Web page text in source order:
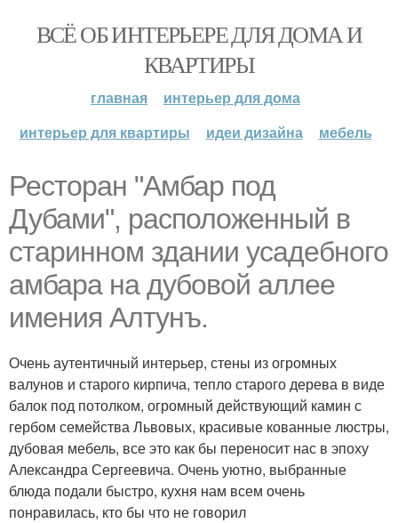
ВСЁ ОБ ИНТЕРЬЕРЕ ДЛЯ ДОМА И
КВАРТИРЫ
главная
интерьер для дома
интерьер для квартиры
идеи дизайна мебель
Ресторан "Амбар под
Дубами", расположенный в
старинном здании усадебного
амбара на дубовой аллее
имения Алтунъ.
Очень аутентичный интерьер, стены из огромных
валунов и старого кирпича, тепло старого дерева в виде
балок под потолком, огромный действующий камин с
гербом семейства Львовых, красивые кованные люстры,
дубовая мебель, все это как бы переносит нас в эпоху
Александра Сергеевича. Очень уютно, выбранные
блюда подали быстро, кухня нам всем очень
понравилась, кто бы что не говорил